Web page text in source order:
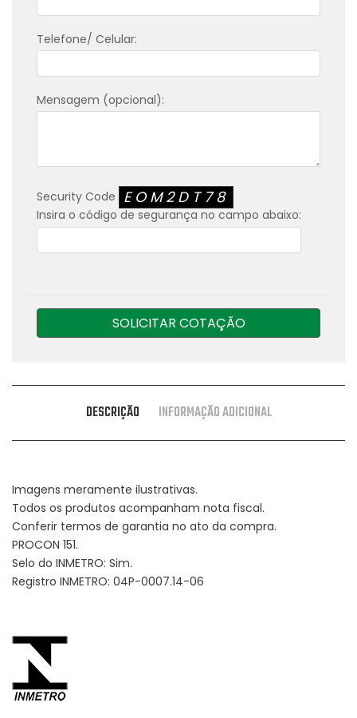
Telefone/ Celular:
Mensagem (opcional):
Security Code EOM2DT78
Insira o código de segurança no campo abaixo:
SOLICITAR COTAÇÃO
DESCRIÇÃO INFORMAÇÃO ADICIONAL
Imagens meramente ilustrativas.
Todos os produtos acompanham nota fiscal.
Conferir termos de garantia no ato da compra.
PROCON 151.
Selo do INMETRO: Sim.
Registro INMETRO: 04P-0007.14-06